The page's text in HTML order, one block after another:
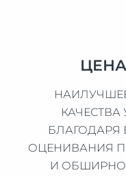
КАЧЕСТВА
БЛАГОДАРЯ
ОЦЕНИВАНИЯ
И